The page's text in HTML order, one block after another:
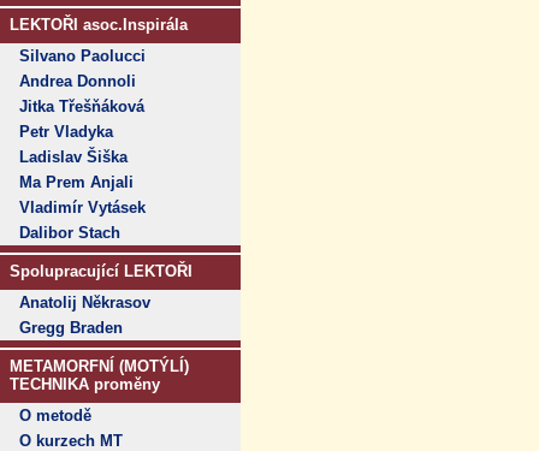
LEKTOŘI asoc.Inspirála
Silvano Paolucci
Andrea Donnoli
Jitka Třešňáková
Petr Vladyka
Ladislav Šiška
Ma Prem Anjali
Vladimír Vytásek
Dalibor Stach
Spolupracující LEKTOŘI
Anatolij Někrasov
Gregg Braden
METAMORFNÍ (MOTÝLÍ)
TECHNIKA proměny
O metodě
O kurzech MT